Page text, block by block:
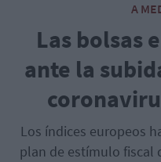
A
Las bolsas
ante la
Los índices europeos
plan de estímulo fiscal